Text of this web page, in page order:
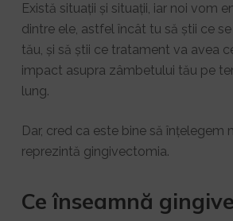
Există situații și situații, iar noi vom
dintre ele, astfel încât tu să știi ce
tău, și să știi ce tratament va avea
impact asupra zâmbetului tău pe
lung.
Dar, cred ca este bine să înțelegem
reprezintă gingivectomia.
Ce înseamnă